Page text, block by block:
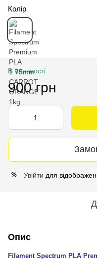
Колір
В наявності
900 грн
% Увійти для
Опис
Filament Spectrum PLA